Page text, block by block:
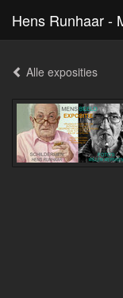
Hens Runhaar -
Alle exposities